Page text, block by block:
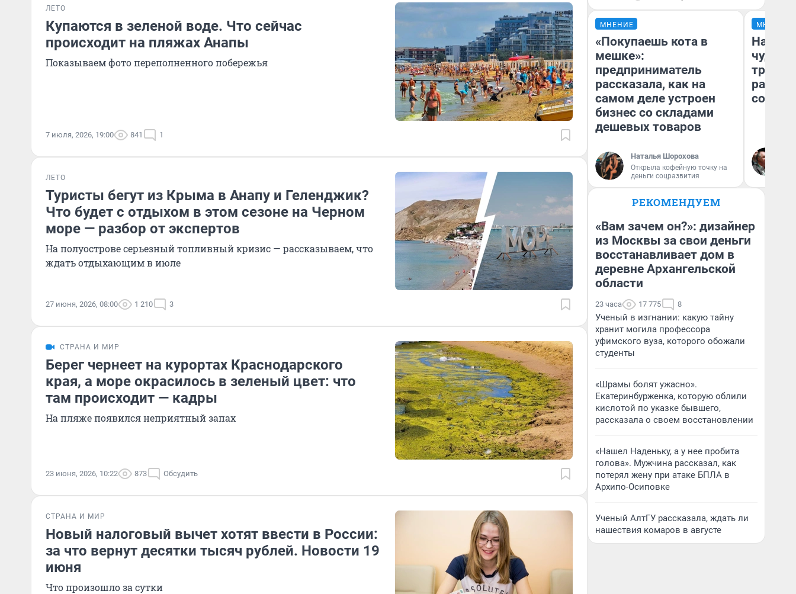
ЛЕТО
Купаются в зеленой воде. Что сейчас
происходит на пляжах Анапы
Показываем фото переполненного побережья
7 июля, 2026, 19:00 841 1
ЛЕТО
Туристы бегут из Крыма в Анапу и Геленджик?
Что будет с отдыхом в этом сезоне на Черном
море — разбор от экспертов
На полуострове серьезный топливный кризис — рассказываем, что
ждать отдыхающим в июле
27 июня, 2026, 08:00 1 210 3
СТРАНА И МИР
Берег чернеет на курортах Краснодарского
края, а море окрасилось в зеленый цвет: что
там происходит — кадры
На пляже появился неприятный запах
23 июня, 2026, 10:22 873 Обсудить
СТРАНА И МИР
Новый налоговый вычет хотят ввести в России:
за что вернут десятки тысяч рублей. Новости 19
июня
Что произошло за сутки
МНЕНИЕ
«Покупаешь кота в
мешке»:
предприниматель
рассказала, как на
самом деле устроен
бизнес со складами
дешевых товаров
Наталья Шорохова
Открыла кофейную точку на
деньги соцразвития
МНЕНИЕ
чудом
РЕКОМЕНДУЕМ
«Вам зачем он?»: дизайнер
из Москвы за свои деньги
восстанавливает дом в
деревне Архангельской
области
23 часа 17 775 8
Ученый в изгнании: какую тайну
хранит могила профессора
уфимского вуза, которого обожали
студенты
«Шрамы болят ужасно».
Екатеринбурженка, которую облили
кислотой по указке бывшего,
рассказала о своем восстановлении
«Нашел Наденьку, а у нее пробита
голова». Мужчина рассказал, как
потерял жену при атаке БПЛА в
Архипо-Осиповке
Ученый АлтГУ рассказала, ждать ли
нашествия комаров в августе